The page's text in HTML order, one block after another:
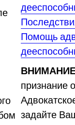
Помощь
признание
задайте